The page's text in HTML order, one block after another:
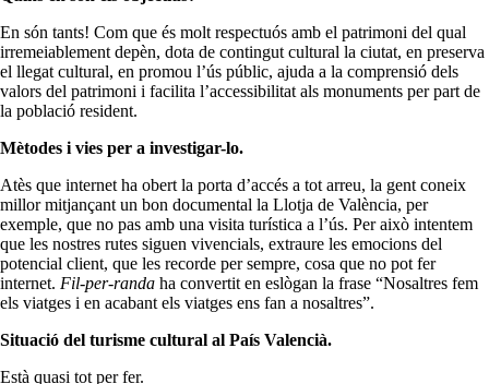
En són tants! Com que és molt respectuós amb el patrimoni del qual
irremeiablement depèn, dota de contingut cultural la ciutat, en preserva
el llegat cultural, en promou l’ús públic, ajuda a la comprensió dels
valors del patrimoni i facilita l’accessibilitat als monuments per part de
la població resident.
Mètodes i vies per a investigar-lo.
Atès que internet ha obert la porta d’accés a tot arreu, la gent coneix
millor mitjançant un bon documental la Llotja de València, per
exemple, que no pas amb una visita turística a l’ús. Per això intentem
que les nostres rutes siguen vivencials, extraure les emocions del
potencial client, que les recorde per sempre, cosa que no pot fer
internet. Fil-per-randa ha convertit en eslògan la frase “Nosaltres fem
els viatges i en acabant els viatges ens fan a nosaltres”.
Situació del turisme cultural al País Valencià.
Està quasi tot per fer.